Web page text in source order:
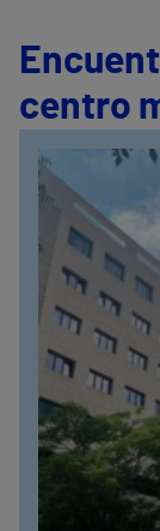
centro